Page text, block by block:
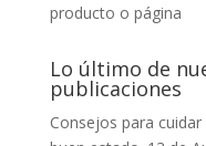
producto o página
Lo último de
publicaciones
Consejos para